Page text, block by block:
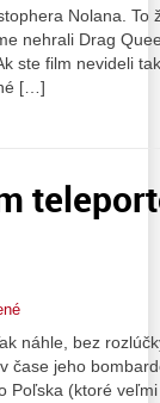
Nolana.
nehrali Drag
ste film nevideli
[…]
náhle, bez
čase jeho
Poľska (ktoré